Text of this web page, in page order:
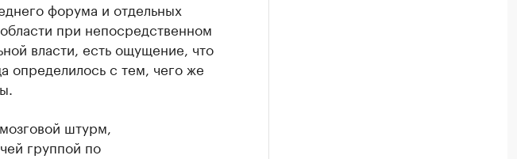
форума и отдельных
при непосредственном
власти, есть ощущение, что
определилось с тем, чего же
штурм,
группой по